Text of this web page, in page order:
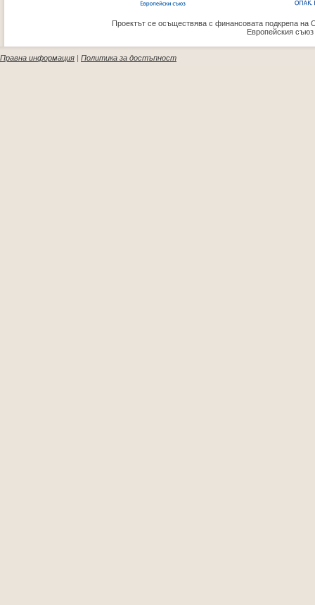
Проектът се осъществява с финансовата подкрепа на
Европейския
Правна информация | Политика за достъпност